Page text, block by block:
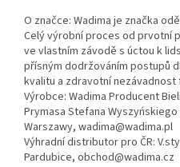
O značce: Wadima je značka
Celý výrobní proces od prvotní
ve vlastním závodě s úctou k
přísným dodržováním postupů
kvalitu a zdravotní nezávadnost
Výrobce: Wadima Producent
Prymasa Stefana Wyszyńskiego
Warszawy, wadima@wadima.pl
Výhradní distributor pro ČR:
Pardubice, obchod@wadima.cz